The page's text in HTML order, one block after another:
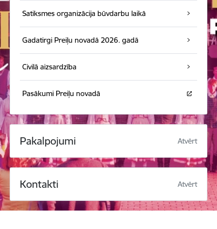
Satiksmes organizācija būvdarbu laikā
Gadatirgi Preiļu novadā 2026. gadā
Civilā aizsardzība
Pasākumi Preiļu novadā
Pakalpojumi Atvērt
Kontakti Atvērt